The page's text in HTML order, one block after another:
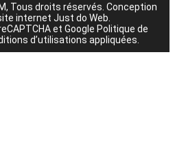
Tous droits réservés. Conception
internet Just do Web
et Google Politique de
d’utilisations appliquées.